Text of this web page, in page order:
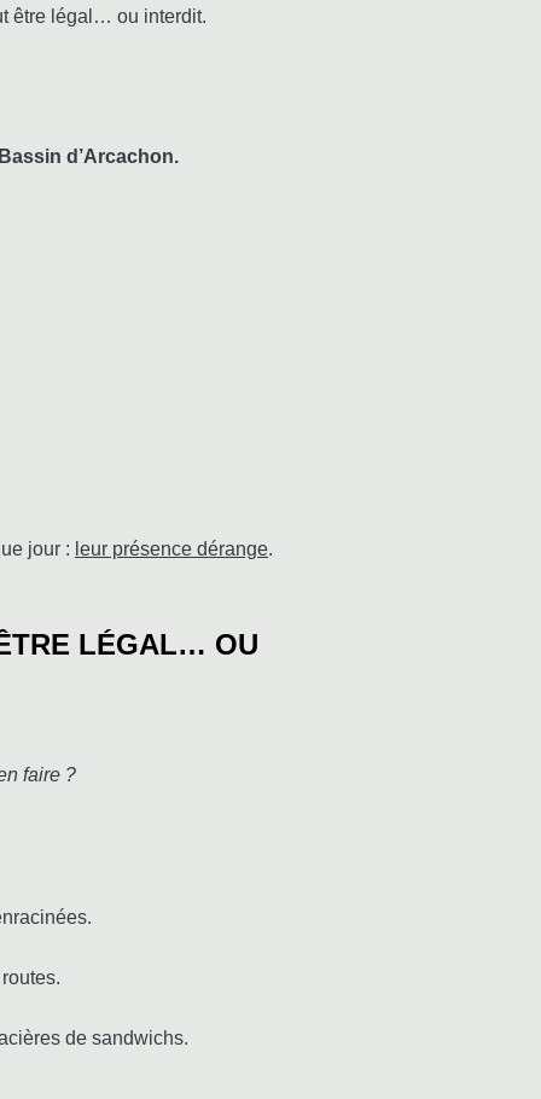
être légal… ou interdit.
d’Arcachon.
jour : leur présence dérange.
LÉGAL… OU
faire ?
de sandwichs.